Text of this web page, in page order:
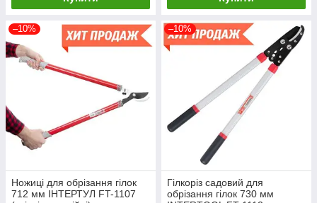
–10%
Ножиці для обрізання гілок
712 мм ІНТЕРТУЛ FT-1107
–10%
Гілкоріз садовий для
обрізання гілок 730 мм